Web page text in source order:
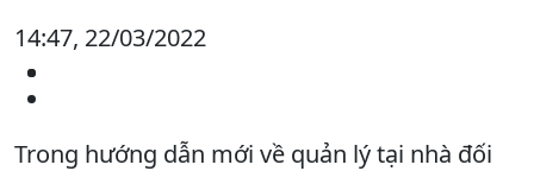
14:47, 22/03/2022
Trong hướng dẫn mới về quản lý tại nhà đối